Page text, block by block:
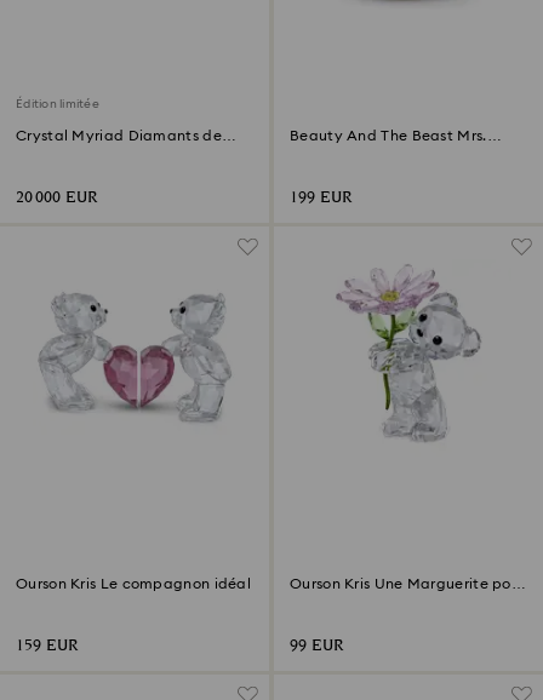
Édition limitée
Crystal Myriad Diamants de
20 000 EUR
Beauty And The Beast Mrs.
199 EUR
Ourson Kris Le compagnon idéal
159 EUR
Ourson Kris Une Marguerite pour
99 EUR